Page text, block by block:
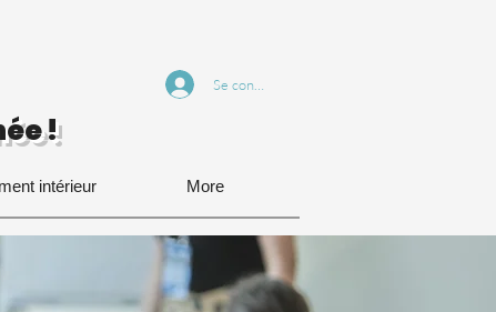
!
intérieur More
Se connecter